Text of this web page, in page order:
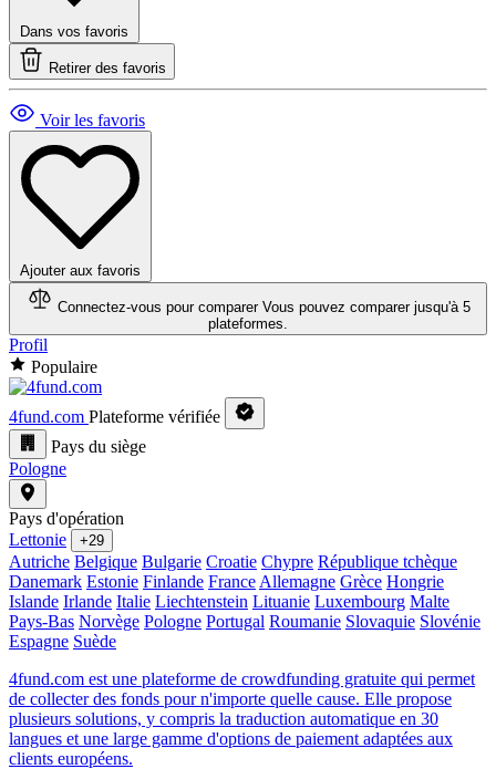
Dans vos favoris
Retirer des favoris
Voir les favoris
Ajouter aux favoris
Connectez-vous pour comparer Vous pouvez comparer jusqu'à 5
plateformes.
Profil
Populaire
4fund.com Plateforme vérifiée
Pays du siège
Pologne
Pays d'opération
Lettonie
+29
Autriche Belgique Bulgarie Croatie Chypre République tchèque
Danemark Estonie Finlande France Allemagne Grèce Hongrie
Islande Irlande Italie Liechtenstein Lituanie Luxembourg Malte
Pays-Bas Norvège Pologne Portugal Roumanie Slovaquie Slovénie
Espagne Suède
4fund.com est une plateforme de crowdfunding gratuite qui permet
de collecter des fonds pour n'importe quelle cause. Elle propose
plusieurs solutions, y compris la traduction automatique en 30
langues et une large gamme d'options de paiement adaptées aux
clients européens.